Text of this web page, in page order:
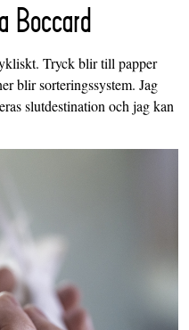
Boccard
Tryck blir till papper
blir sorteringssystem. Jag
slutdestination och jag kan